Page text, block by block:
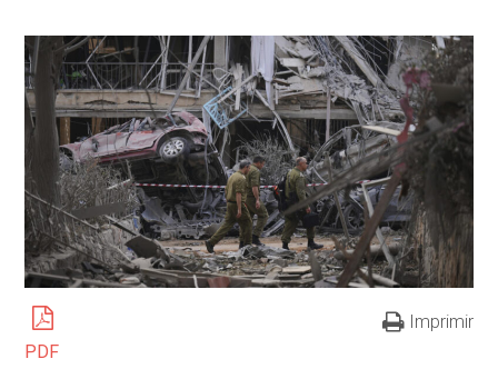
PDF
Imprimir